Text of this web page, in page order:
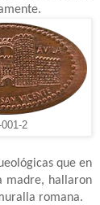
001-2
que en
madre, hallaron
romana.